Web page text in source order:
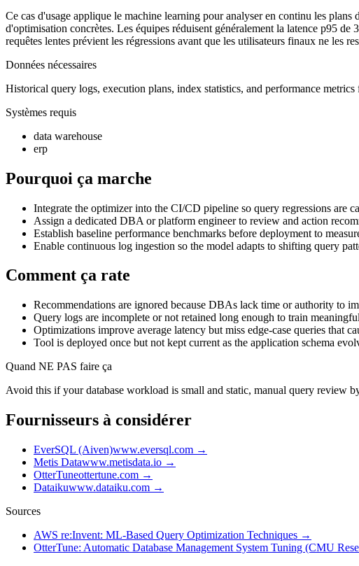
Ce cas d'usage applique le machine learning pour analyser en continu les
d'optimisation concrètes. Les équipes réduisent généralement la latence p95
requêtes lentes prévient les régressions avant que les utilisateurs finaux ne les
Données nécessaires
Historical query logs, execution plans, index statistics, and performance
Systèmes requis
data warehouse
erp
Pourquoi ça marche
Integrate the optimizer into the CI/CD pipeline so query regressions are
Assign a dedicated DBA or platform engineer to review and action
Establish baseline performance benchmarks before deployment to
Enable continuous log ingestion so the model adapts to shifting query
Comment ça rate
Recommendations are ignored because DBAs lack time or authority to
Query logs are incomplete or not retained long enough to train
Optimizations improve average latency but miss edge-case queries that
Tool is deployed once but not kept current as the application schema
Quand NE PAS faire ça
Avoid this if your database workload is small and static, manual query review
Fournisseurs à considérer
EverSQL (Aiven)www.eversql.com →
Metis Datawww.metisdata.io →
OtterTuneottertune.com →
Dataikuwww.dataiku.com →
Sources
AWS re:Invent: ML-Based Query Optimization Techniques →
OtterTune: Automatic Database Management System Tuning (CMU